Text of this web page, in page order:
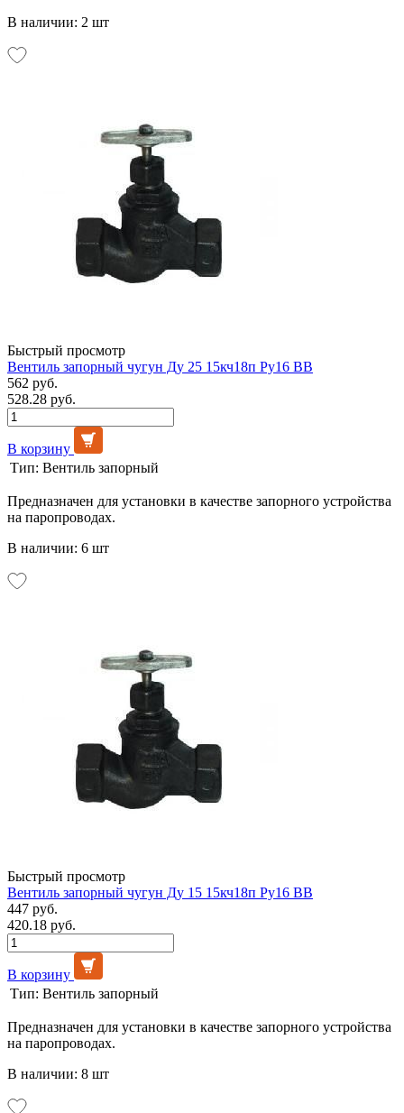
В наличии: 2 шт
Быстрый просмотр
Вентиль запорный чугун Ду 25 15кч18п Ру16 ВВ
562 руб.
528.28 руб.
В корзину
Тип: Вентиль запорный
Предназначен для установки в качестве запорного устройства
на паропроводах.
В наличии: 6 шт
Быстрый просмотр
Вентиль запорный чугун Ду 15 15кч18п Ру16 ВВ
447 руб.
420.18 руб.
В корзину
Тип: Вентиль запорный
Предназначен для установки в качестве запорного устройства
на паропроводах.
В наличии: 8 шт